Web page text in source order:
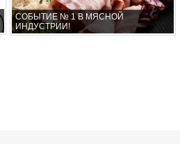
СОБЫТИЕ № 1 В МЯСНОЙ
ИНДУСТРИИ!